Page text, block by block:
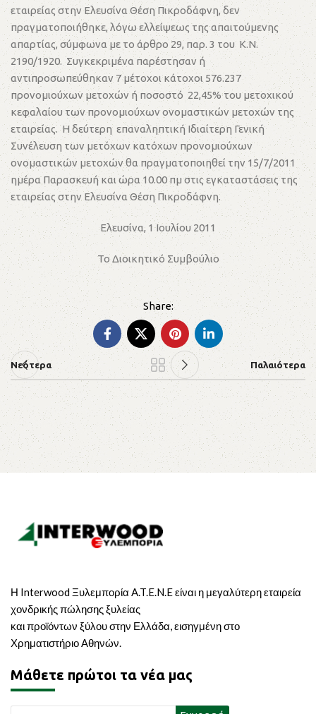
εταιρείας στην Ελευσίνα Θέση Πικροδάφνη, δεν
πραγματοποιήθηκε, λόγω ελλείψεως της απαιτούμενης
απαρτίας, σύμφωνα με το άρθρο 29, παρ. 3 του Κ.Ν.
2190/1920. Συγκεκριμένα παρέστησαν ή
αντιπροσωπεύθηκαν 7 μέτοχοι κάτοχοι 576.237
προνομιούχων μετοχών ή ποσοστό 22,45% του μετοχικού
κεφαλαίου των προνομιούχων ονομαστικών μετοχών της
εταιρείας. Η δεύτερη επαναληπτική Ιδιαίτερη Γενική
Συνέλευση των μετόχων κατόχων προνομιούχων
ονομαστικών μετοχών θα πραγματοποιηθεί την 15/7/2011
ημέρα Παρασκευή και ώρα 10.00 πμ στις εγκαταστάσεις της
εταιρείας στην Ελευσίνα Θέση Πικροδάφνη.
Ελευσίνα, 1 Ιουλίου 2011
Το Διοικητικό Συμβούλιο
Νεότερα Παλαιότερα
Η Interwood Ξυλεμπορία A.T.E.N.E είναι η μεγαλύτερη εταιρεία
χονδρικής πώλησης ξυλείας
και προϊόντων ξύλου στην Ελλάδα, εισηγμένη στο
Χρηματιστήριο Αθηνών.
Μάθετε πρώτοι τα νέα μας